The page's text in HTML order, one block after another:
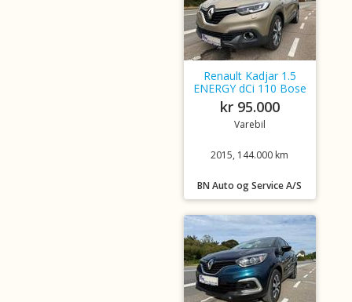
Renault Kadjar 1.5
ENERGY dCi 110 Bose
kr 95.000
Varebil
2015, 144.000 km
BN Auto og Service A/S